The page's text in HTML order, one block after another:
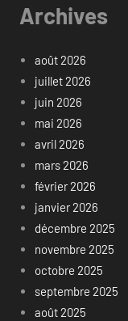
Archives
août 2026
juillet 2026
juin 2026
mai 2026
avril 2026
mars 2026
février 2026
janvier 2026
décembre 2025
novembre 2025
octobre 2025
septembre 2025
août 2025